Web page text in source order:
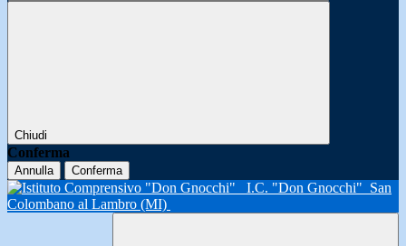
Chiudi
Conferma
Annulla Conferma
I.C. "Don Gnocchi" San
Colombano al Lambro (MI)